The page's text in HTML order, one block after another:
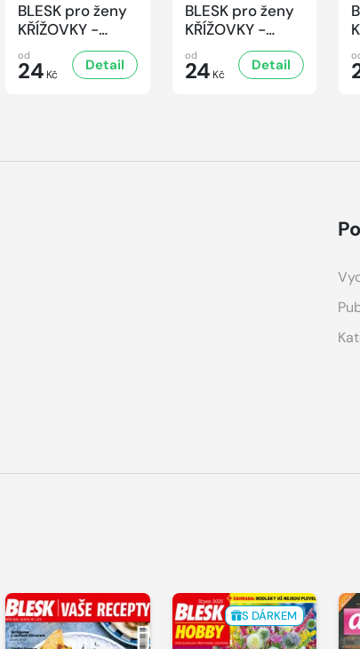
BLESK pro ženy
KŘÍŽOVKY -
6/2026
od
24 Kč
Detail
BLESK pro ženy
KŘÍŽOVKY -
5/2026
od
24 Kč
Detail
S DÁRKEM